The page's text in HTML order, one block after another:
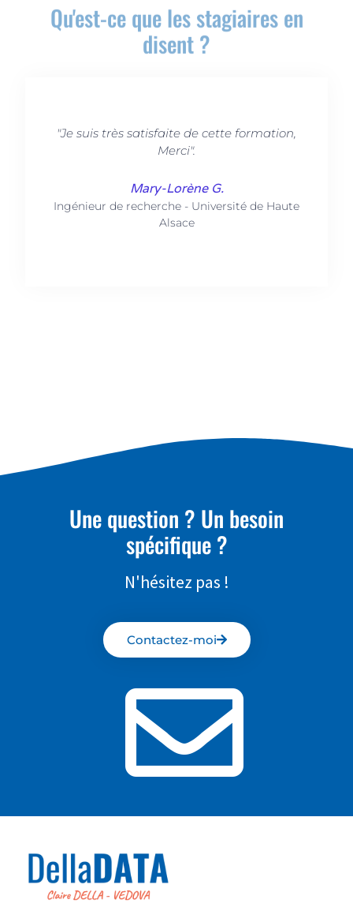
Qu'est-ce que les stagiaires en
disent ?
"Je suis très satisfaite de cette formation,
Merci".
Mary-Lorène G.
Ingénieur de recherche - Université de Haute
Alsace
Une question ? Un besoin
spécifique ?
N'hésitez pas !
Contactez-moi